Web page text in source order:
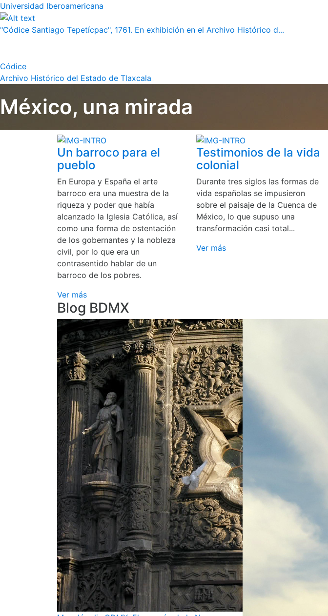
Universidad Iberoamericana
"Códice Santiago Tepetícpac", 1761. En exhibición en el Archivo Histórico d...
Códice
Archivo Histórico del Estado de Tlaxcala
México, una mirada
Un barroco para el
pueblo
En Europa y España el arte
barroco era una muestra de la
riqueza y poder que había
alcanzado la Iglesia Católica, así
como una forma de ostentación
de los gobernantes y la nobleza
civil, por lo que era un
contrasentido hablar de un
barroco de los pobres.
Ver más
Testimonios de la vida
colonial
Durante tres siglos las formas de
vida españolas se impusieron
sobre el paisaje de la Cuenca de
México, lo que supuso una
transformación casi total...
Ver más
Blog BDMX